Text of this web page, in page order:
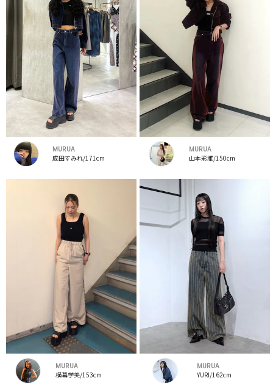
MURUA
成田すみれ/171cm
MURUA
山本彩雅/150cm
MURUA
横幕学美/153cm
MURUA
YURI/162cm